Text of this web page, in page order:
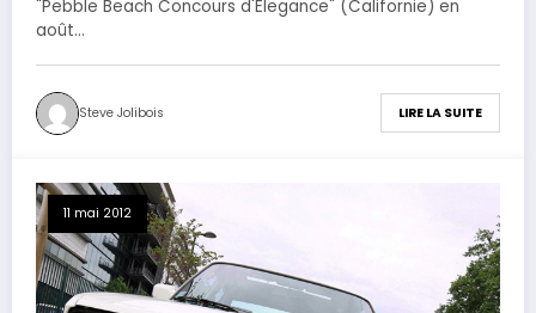
"Pebble Beach Concours d'Elegance" (Californie) en
août…
Steve Jolibois LIRE LA SUITE
11 mai 2012